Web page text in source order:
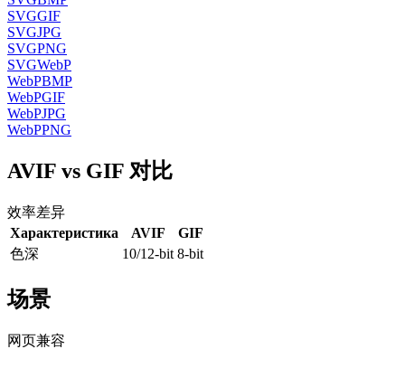
SVGGIF
SVGJPG
SVGPNG
SVGWebP
WebPBMP
WebPGIF
WebPJPG
WebPPNG
AVIF vs GIF 对比
效率差异
Характеристика
AVIF
GIF
色深
10/12-bit 8-bit
场景
网页兼容